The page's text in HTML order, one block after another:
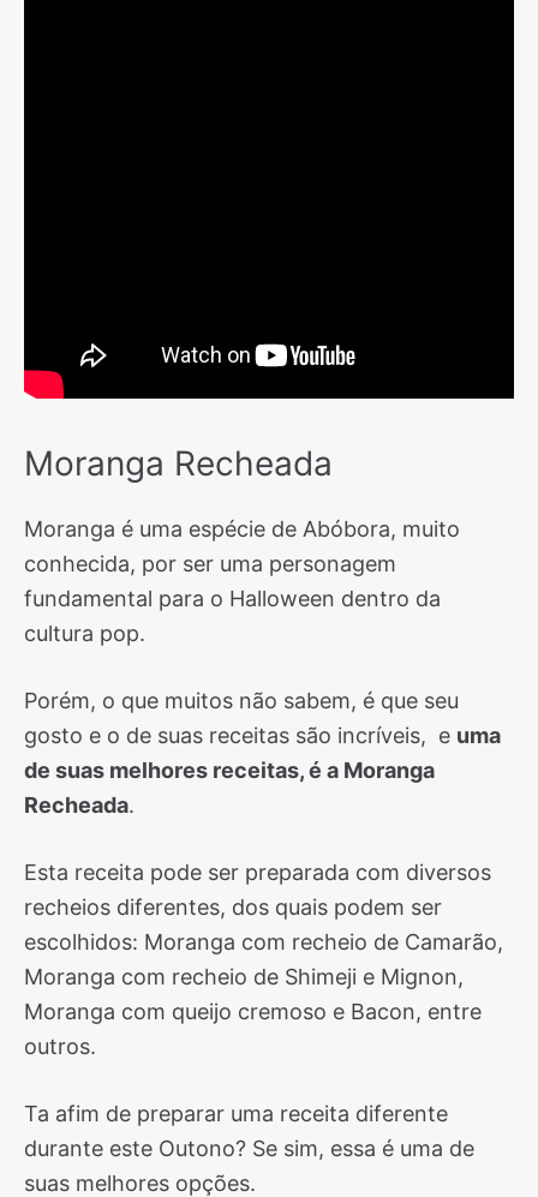
Moranga Recheada
Moranga é uma espécie de Abóbora, muito
conhecida, por ser uma personagem
fundamental para o Halloween dentro da
cultura pop.
Porém, o que muitos não sabem, é que seu
gosto e o de suas receitas são incríveis, e uma
de suas melhores receitas, é a Moranga
Recheada.
Esta receita pode ser preparada com diversos
recheios diferentes, dos quais podem ser
escolhidos: Moranga com recheio de Camarão,
Moranga com recheio de Shimeji e Mignon,
Moranga com queijo cremoso e Bacon, entre
outros.
Ta afim de preparar uma receita diferente
durante este Outono? Se sim, essa é uma de
suas melhores opções.